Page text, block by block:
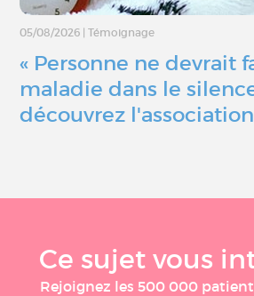
05/08/2026 Témoignage
« Personne ne devrait
maladie dans le
découvrez
Ce sujet vous
Rejoignez les 500 000